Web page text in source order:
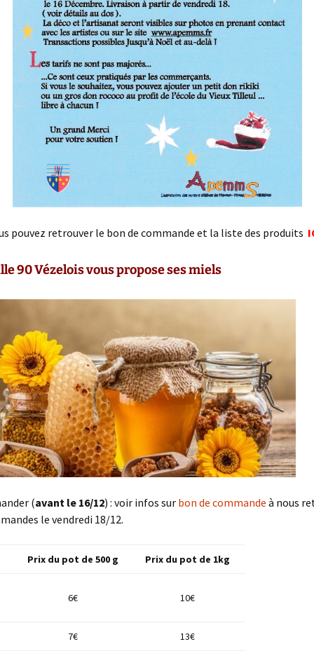
pouvez retrouver le bon de commande et la liste des produits
90 Vézelois vous propose ses miels
(avant le 16/12) : voir infos sur bon de commande à nous
le vendredi 18/12.
Prix du pot de 500 g Prix du pot de 1kg
6€ 10€
7€ 13€